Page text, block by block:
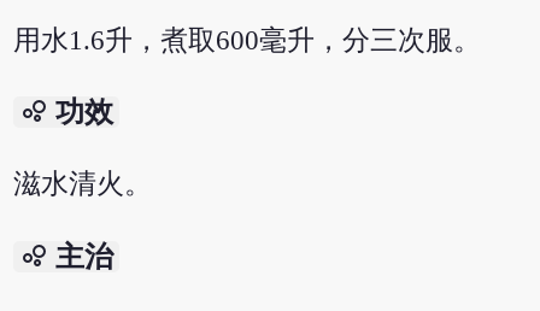
用水1.6升，煮取600毫升，分三次服。
bubble_chart 功效
滋水清火。
bubble_chart 主治